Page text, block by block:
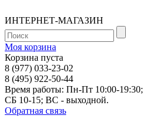
ИНТЕРНЕТ-МАГАЗИН
Моя корзина
Корзина пуста
8 (977) 033-23-02
8 (495) 922-50-44
Время работы: Пн-Пт 10:00-19:30;
СБ 10-15; ВС - выходной.
Обратная связь